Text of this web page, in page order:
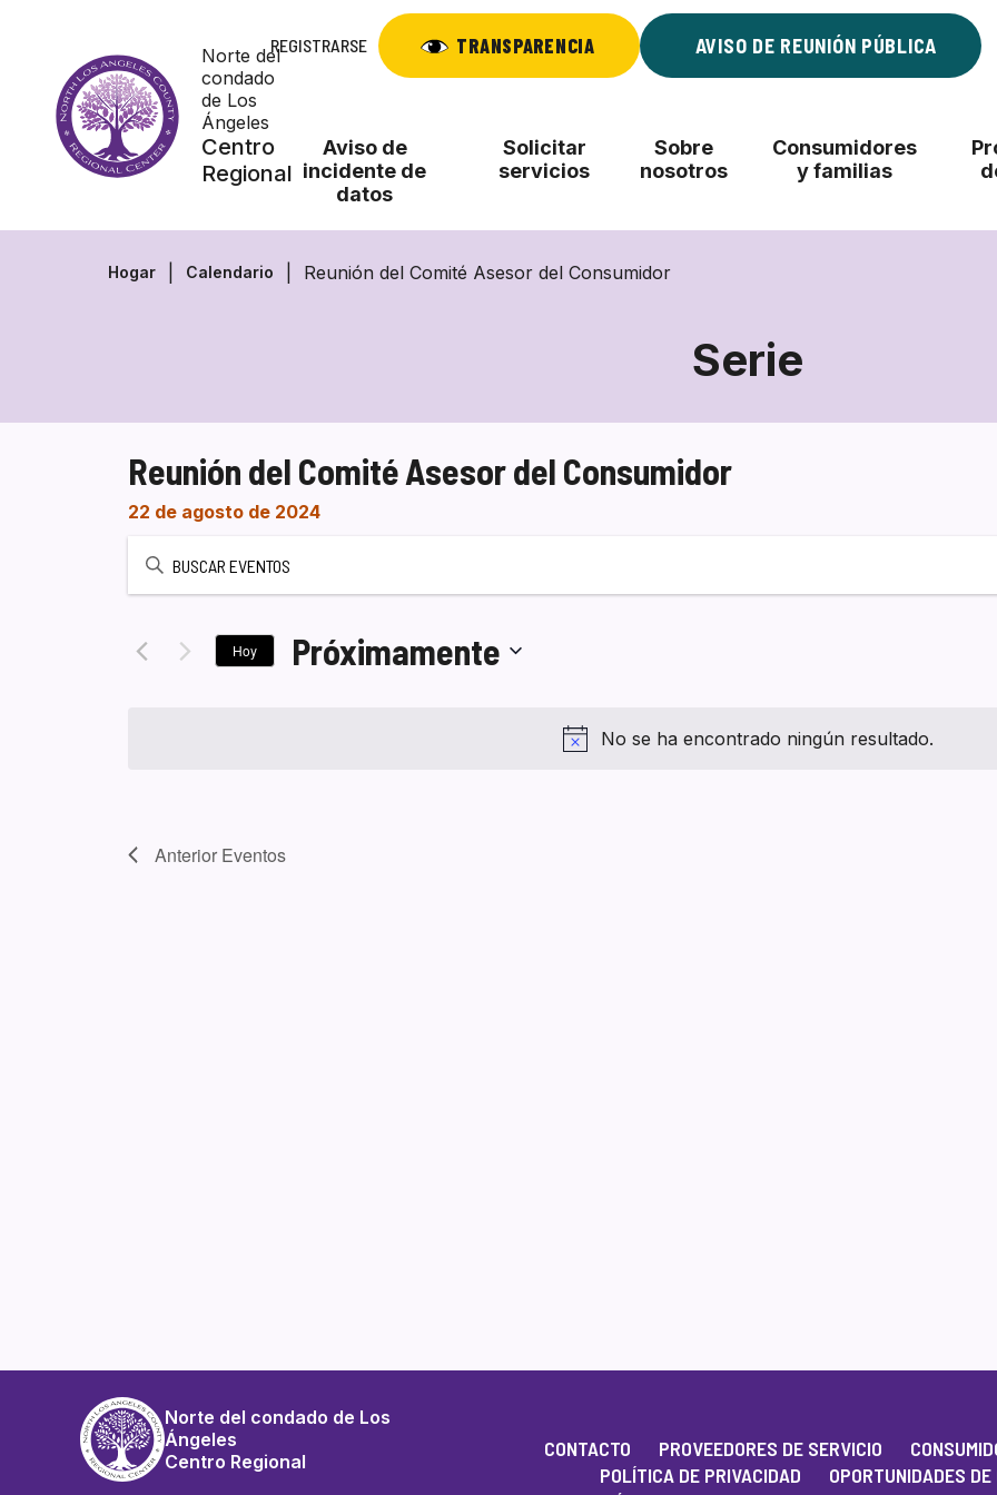
contenido
Norte del
condado
de Los
Ángeles
Centro
Regional
REGISTRARSE TRANSPARENCIA AVISO DE REUNIÓN PÚBLICA
Aviso de
incidente de
datos
Solicitar
servicios
Sobre
nosotros
Consumidores
y familias
Hogar Calendario Reunión del Comité Asesor del Consumidor
Serie
Reunión del Comité Asesor del Consumidor
22 de agosto de 2024
No se ha encontrado ningún resultado.
Introduce
clave.
Busca
Hoy Próximamente
Anterior Eventos
Norte del condado de Los
Ángeles
Centro Regional
CONTACTO PROVEEDORES DE SERVICIO
POLÍTICA DE PRIVACIDAD
OPORTUNIDADES